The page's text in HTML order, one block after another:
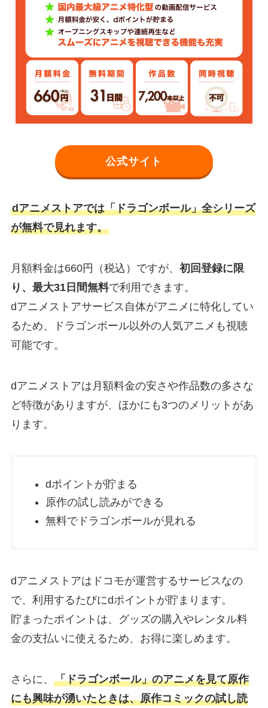
公式サイト
dアニメストアでは「ドラゴンボール」全シリーズ
が無料で見れます。
月額料金は660円（税込）ですが、 初回登録に限
り、最大31日間無料で利用できます。
dアニメストアサービス自体がアニメに特化してい
るため、ドラゴンボール以外の人気アニメも視聴
可能です。
dアニメストアは月額料金の安さや作品数の多さな
ど特徴がありますが、ほかにも3つのメリットがあ
ります。
dポイントが貯まる
原作の試し読みができる
無料でドラゴンボールが見れる
dアニメストアはドコモが運営するサービスなの
で、利用するたびにdポイントが貯まります。
貯まったポイントは、グッズの購入やレンタル料
金の支払いに使えるため、お得に楽しめます。
さらに、 「ドラゴンボール」のアニメを見て原作
にも興味が湧いたときは、原作コミックの試し読